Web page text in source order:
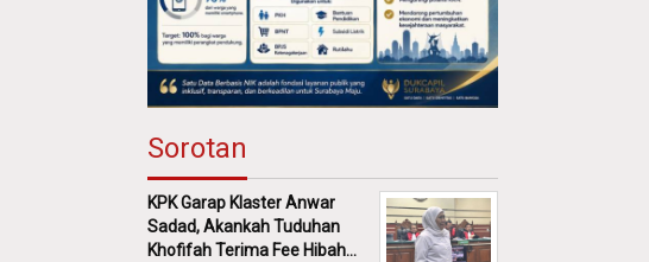
Sorotan
KPK Garap Klaster Anwar
Sadad, Akankah Tuduhan
Khofifah Terima Fee Hibah